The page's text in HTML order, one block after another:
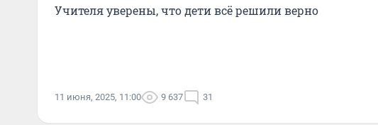
Учителя уверены, что дети всё решили верно
11 июня, 2025, 11:00 9 637 31